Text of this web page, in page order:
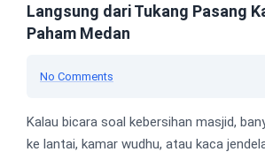
Langsung dari Tukang Pasang
Paham Medan
No Comments
Kalau bicara soal kebersihan masjid,
ke lantai, kamar wudhu, atau kaca